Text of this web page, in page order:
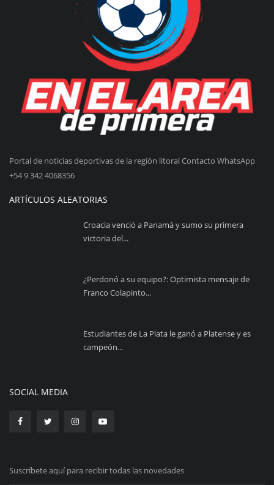
Portal de noticias deportivas de la región litoral Contacto WhatsApp
+54 9 342 4068356
ARTÍCULOS ALEATORIAS
Croacia venció a Panamá y sumo su primera
victoria del...
¿Perdonó a su equipo?: Optimista mensaje de
Franco Colapinto...
Estudiantes de La Plata le ganó a Platense y es
campeón...
SOCIAL MEDIA
Suscríbete aquí para recibir todas las novedades